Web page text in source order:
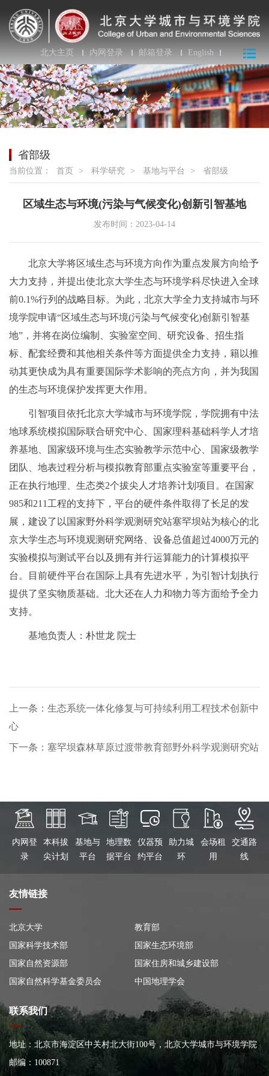
北大主页 内网登录 邮箱登录 English
省部级
当前位置： 首页 > 科学研究 > 基地与平台 > 省部级
区域生态与环境(污染与气候变化)创新引智基地
发布时间：2023-04-14
北京大学将区域生态与环境方向作为重点发展方向给予
大力支持，并提出使北京大学生态与环境学科尽快进入全球
前0.1%行列的战略目标。为此，北京大学全力支持城市与环
境学院申请“区域生态与环境(污染与气候变化)创新引智基
地”，并将在岗位编制、实验室空间、研究设备、招生指
标、配套经费和其他相关条件等方面提供全力支持，籍以推
动其更快成为具有重要国际学术影响的亮点方向，并为我国
的生态与环境保护发挥更大作用。
引智项目依托北京大学城市与环境学院，学院拥有中法
地球系统模拟国际联合研究中心、国家理科基础科学人才培
养基地、国家级环境与生态实验教学示范中心、国家级教学
团队、地表过程分析与模拟教育部重点实验室等重要平台，
正在执行地理、生态类2个拔尖人才培养计划项目。在国家
985和211工程的支持下，平台的硬件条件取得了长足的发
展，建设了以国家野外科学观测研究站塞罕坝站为核心的北
京大学生态与环境观测研究网络、设备总值超过4000万元的
实验模拟与测试平台以及拥有并行运算能力的计算模拟平
台。目前硬件平台在国际上具有先进水平，为引智计划执行
提供了坚实物质基础。北大还在人力和物力等方面给予全力
支持。
基地负责人：朴世龙 院士
上一条：生态系统一体化修复与可持续利用工程技术创新中
心
下一条：塞罕坝森林草原过渡带教育部野外科学观测研究站
内网登
录
本科拔
尖计划
基地与
平台
地理数
据平台
仪器预
约平台
助力城
环
会场租
用
交通路
线
友情链接
北京大学
教育部
国家科学技术部
国家生态环境部
国家自然资源部
国家住房和城乡建设部
国家自然科学基金委员会
中国地理学会
联系我们
地址：北京市海淀区中关村北大街100号，北京大学城市与环境学院
大楼
邮编：100871